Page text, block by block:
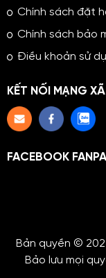
Chính sách đặt
Chính sách bảo
Điều khoản sử
KẾT NỐI MẠNG XÃ
FACEBOOK
Bản quyền ©
Bảo lưu mọi